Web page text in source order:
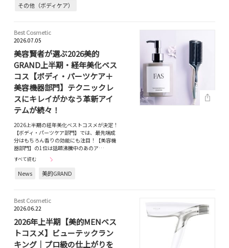
その他（ボディケア）
Best Cosmetic
2026.07.05
美容賢者が選ぶ2026美的
GRAND上半期・経年美化ベス
コス【ボディ・パーツケア＋
美容機器部門】テクニックレ
スにキレイがかなう革新アイ
テムが続々！
2026上半期の経年美化ベストコスメが決定！
【ボディ・パーツケア部門】では、最先端成
分はもちろん香りの効能にも注目！【美容機
器部門】の1位は話題沸騰中のあのア…
すべて読む
News 美的GRAND
Best Cosmetic
2026.06.22
2026年上半期【美的MENベス
トコスメ】ビューテックラン
キング｜プロ級の仕上がりを